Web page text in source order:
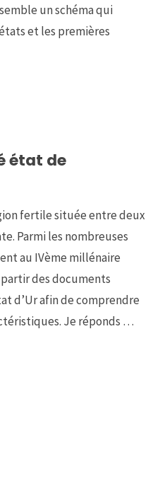
un schéma qui
et les premières
état de
fertile située entre deux
Parmi les nombreuses
au IVème millénaire
partir des documents
d’Ur afin de comprendre
Je réponds …